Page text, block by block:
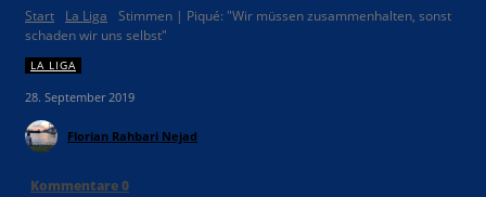
Start La Liga
Stimmen | Piqué: "Wir müssen zusammenhalten, sonst
schaden wir uns selbst"
LA LIGA
28. September 2019
Florian Rahbari Nejad
Kommentare0